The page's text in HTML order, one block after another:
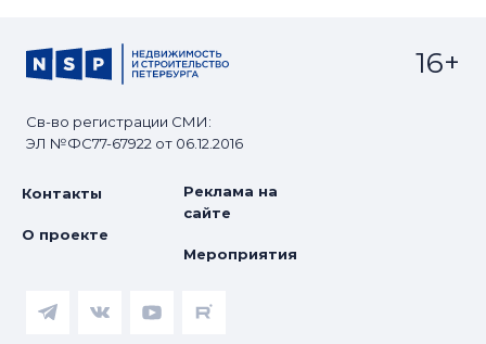
Св-во регистрации СМИ:
ЭЛ №ФС77-67922 от 06.12.2016
16+
Контакты
О проекте
Реклама на
сайте
Мероприятия